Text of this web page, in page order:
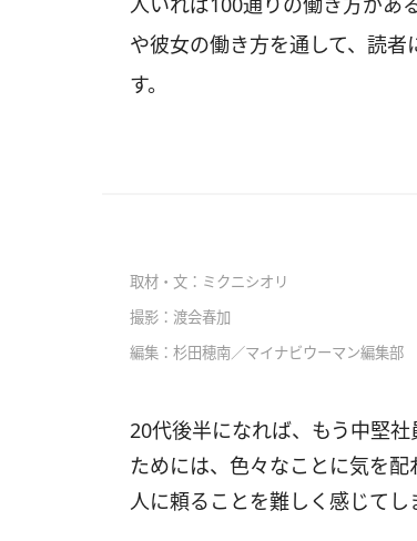
や彼女の働き方を通して、読
す。
取材・文：ミクニシオリ
撮影：渡会春加
編集：杉田穂南／マイナビウーマン編集部
20代後半になれば、もう中堅
ためには、色々なことに気を
人に頼ることを難しく感じてし